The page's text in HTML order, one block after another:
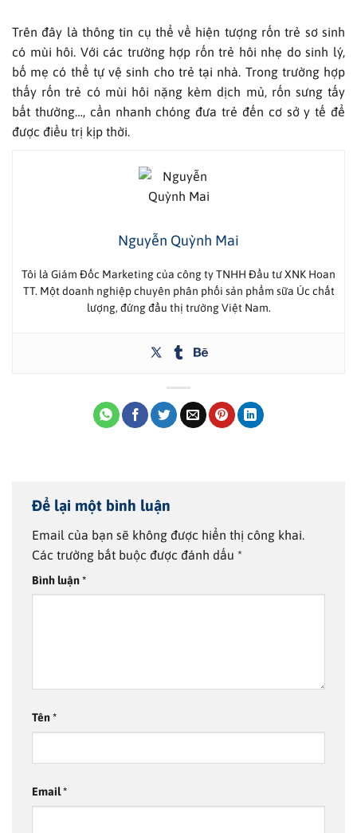
Trên đây là thông tin cụ thể về hiện tượng rốn trẻ sơ sinh
có mùi hôi. Với các trường hợp rốn trẻ hôi nhẹ do sinh lý,
bố mẹ có thể tự vệ sinh cho trẻ tại nhà. Trong trường hợp
thấy rốn trẻ có mùi hôi nặng kèm dịch mủ, rốn sưng tấy
bất thường…, cần nhanh chóng đưa trẻ đến cơ sở y tế để
được điều trị kịp thời.
Nguyễn Quỳnh Mai
Tôi là Giám Đốc Marketing của công ty TNHH Đầu tư XNK Hoan
TT. Một doanh nghiệp chuyên phân phối sản phẩm sữa Úc chất
lượng, đứng đầu thị trường Việt Nam.
Để lại một bình luận
Email của bạn sẽ không được hiển thị công khai.
Các trường bắt buộc được đánh dấu *
Bình luận*
Tên*
Email*